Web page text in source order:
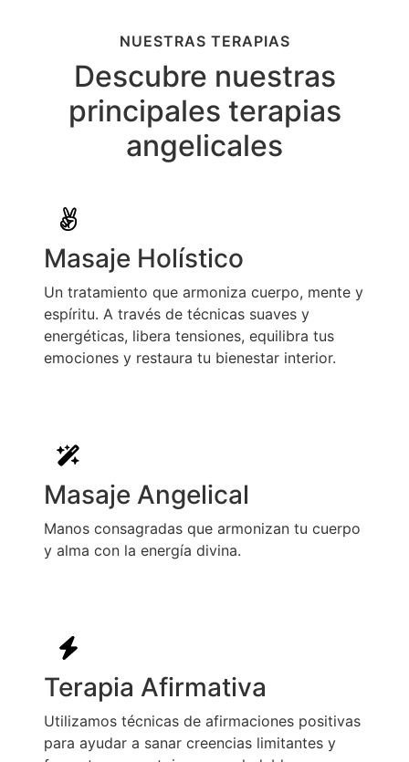
NUESTRAS TERAPIAS
Descubre nuestras
principales terapias
angelicales
Masaje Holístico
Un tratamiento que armoniza cuerpo, mente y
espíritu. A través de técnicas suaves y
energéticas, libera tensiones, equilibra tus
emociones y restaura tu bienestar interior.
Masaje Angelical
Manos consagradas que armonizan tu cuerpo
y alma con la energía divina.
Terapia Afirmativa
Utilizamos técnicas de afirmaciones positivas
para ayudar a sanar creencias limitantes y